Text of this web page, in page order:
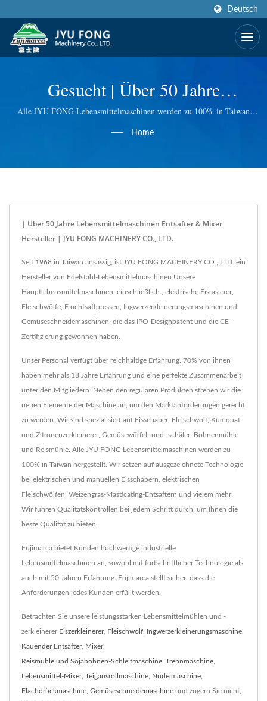
Deutsch
Gesucht | Über 50 Jahre
Lebensmittelmaschinen Entsafter
& Mixer Hersteller | JYU FONG
Alle JYU FONG Lebensmittelmaschinen werden zu 100% in Taiwan
Qualitätskontrollen bei jedem Schritt durch, um Ihnen die beste Qualität
Home
| Über 50 Jahre Lebensmittelmaschinen Entsafter & Mixer
Hersteller | JYU FONG MACHINERY CO., LTD.
Seit 1968 in Taiwan ansässig, ist JYU FONG MACHINERY CO., LTD. ein
Hersteller von Edelstahl-Lebensmittelmaschinen.Unsere
Hauptlebensmittelmaschinen, einschließlich , elektrische Eisrasierer,
Fleischwölfe, Fruchtsaftpressen, Ingwerzerkleinerungsmaschinen und
Gemüseschneidemaschinen, die das IPO-Designpatent und die CE-
Zertifizierung gewonnen haben.
Unser Personal verfügt über reichhaltige Erfahrung. 70% von ihnen
haben mehr als 18 Jahre Erfahrung und eine perfekte Zusammenarbeit
unter den Mitgliedern. Neben den regulären Produkten streben wir die
neuen Elemente der Maschine an, um den Marktanforderungen gerecht
zu werden. Wir sind spezialisiert auf Eisschaber, Fleischwolf, Kumquat-
und Zitronenzerkleinerer, Gemüsewürfel- und -schäler, Bohnenmühle
und Reismühle. Alle JYU FONG Lebensmittelmaschinen werden zu
100% in Taiwan hergestellt. Wir setzen auf ausgezeichnete Technologie
bei elektrischen und manuellen Eisschabern, elektrischen
Fleischwölfen, Weizengras-Masticating-Entsaftern und vielem mehr.
Wir führen Qualitätskontrollen bei jedem Schritt durch, um Ihnen die
beste Qualität zu bieten.
Fujimarca bietet Kunden hochwertige industrielle
Lebensmittelmaschinen an, sowohl mit fortschrittlicher Technologie als
auch mit 50 Jahren Erfahrung. Fujimarca stellt sicher, dass die
Anforderungen jedes Kunden erfüllt werden.
Betrachten Sie unsere leistungsstarken Lebensmittelmühlen und -
zerkleinerer Eiszerkleinerer, Fleischwolf Ingwerzerkleinerungsmaschine
Kauender Entsafter, Mixer,
Reismühle und Sojabohnen-Schleifmaschine Trennmaschine
Lebensmittel-Mixer, Teigausrollmaschine Nudelmaschine
Flachdrückmaschine Gemüseschneidemaschine und zögern Sie nicht,